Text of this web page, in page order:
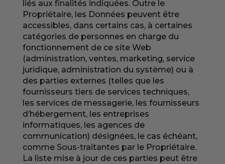
liés aux finalités indiquées. Outre le
Propriétaire, les Données peuvent être
accessibles, dans certains cas, à certaines
catégories de personnes en charge du
fonctionnement de ce site Web
(administration, ventes, marketing, service
juridique, administration du système) ou à
des parties externes (telles que les
fournisseurs tiers de services techniques,
les services de messagerie, les fournisseurs
d’hébergement, les entreprises
informatiques, les agences de
communication) désignées, le cas échéant,
comme Sous-traitantes par le Propriétaire.
La liste mise à jour de ces parties peut être